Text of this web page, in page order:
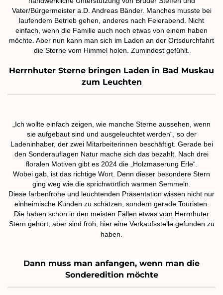
Vater/Bürgermeister a.D. Andreas Bänder. Manches musste bei
laufendem Betrieb gehen, anderes nach Feierabend. Nicht
einfach, wenn die Familie auch noch etwas von einem haben
möchte. Aber nun kann man sich im Laden an der Ortsdurchfahrt
die Sterne vom Himmel holen. Zumindest gefühlt.
Herrnhuter Sterne bringen Laden in Bad Muskau
zum Leuchten
„Ich wollte einfach zeigen, wie manche Sterne aussehen, wenn
sie aufgebaut sind und ausgeleuchtet werden“, so der
Ladeninhaber, der zwei Mitarbeiterinnen beschäftigt. Gerade bei
den Sonderauflagen Natur mache sich das bezahlt. Nach drei
floralen Motiven gibt es 2024 die „Holzmaserung Erle“.
Wobei gab, ist das richtige Wort. Denn dieser besondere Stern
ging weg wie die sprichwörtlich warmen Semmeln.
Diese farbenfrohe und leuchtenden Präsentation wissen nicht nur
einheimische Kunden zu schätzen, sondern gerade Touristen.
Die haben schon in den meisten Fällen etwas vom Herrnhuter
Stern gehört, aber sind froh, hier eine Verkaufsstelle gefunden zu
haben
Dann muss man anfangen, wenn man die
Sonderedition möchte